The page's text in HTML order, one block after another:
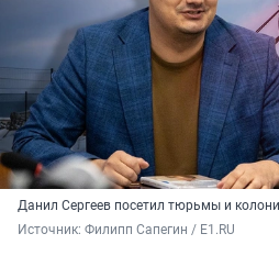
Данил Сергеев посетил тюрьмы и
Источник: Филипп Сапегин / E1.RU